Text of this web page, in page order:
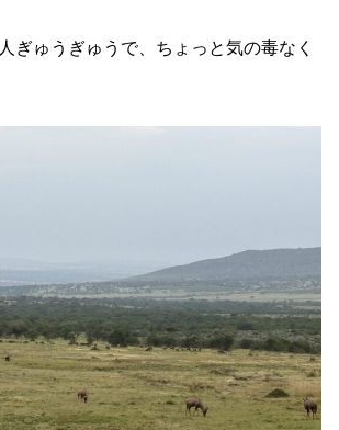
ぎゅうぎゅうで、ちょっと気の毒なく